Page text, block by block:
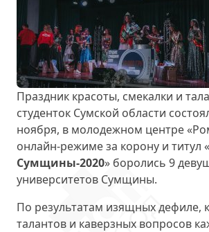
Праздник красоты, смекалки и
студенток Сумской области
ноября, в молодежном центре
онлайн-режиме за корону и титул «
Сумщины-2020» боролись 9
университетов Сумщины.
По результатам изящных дефиле,
талантов и каверзных вопросов